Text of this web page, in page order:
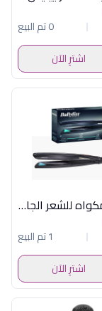
0 تم البيع
اشترِ الآن
ST327E مكواه للشعر الجاف والرطب
1 تم البيع
اشترِ الآن